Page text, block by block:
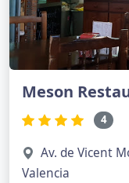
Meson
4
Av. de Vicent
Valencia